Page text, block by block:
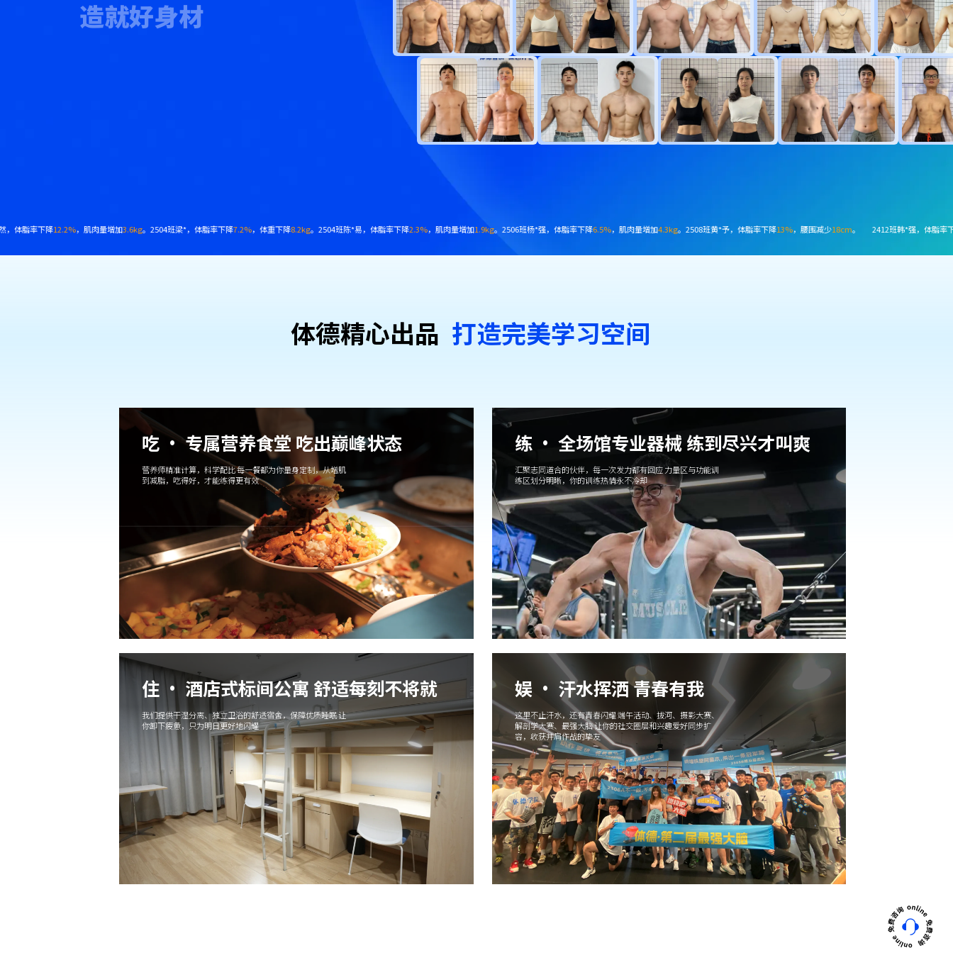
造就好身材
*强，体脂率下降6.5% ，肌肉量增加4.3kg 。2508班黄*予，体脂率下降13%，腰围减少18cm。 2412班韩*强，体脂率下降 7.9%，肌肉量增加 2.5kg。2412班蒋*，体脂率下降6.8%，肌肉量增加4.9kg。2503班陈*泽，体脂率下降7.3%，减脂4.9kg。2503班张*然，体脂率下降
体德精⼼出品 打造完美学习空间
吃 · 专属营养食堂 吃出巅峰状态
营养师精准计算，科学配比 每一餐都为你量身定制，从增肌
到减脂，吃得好，才能练得更有效
练 · 全场馆专业器械 练到尽兴才叫爽
汇聚志同道合的伙伴，每一次发力都有回应 力量区与功能训
练区划分明晰，你的训练热情永不冷却
住 · 酒店式标间公寓 舒适每刻不将就
我们提供干湿分离、独立卫浴的舒适宿舍，保障优质睡眠 让
你卸下疲惫，只为明日更好地闪耀
娱 · 汗水挥洒 青春有我
这里不止汗水，还有青春闪耀 端午活动、拔河、摄影大赛、
解剖学大赛、最强大脑 让你的社交圈层和兴趣爱好同步扩
容，收获并肩作战的挚友